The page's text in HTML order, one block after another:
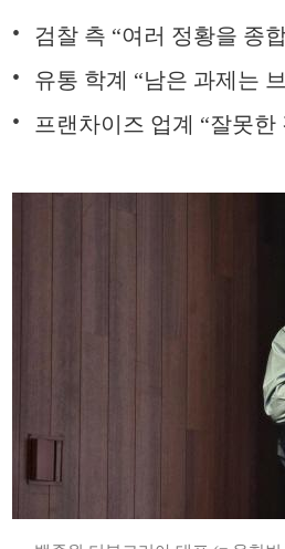
검찰 측 “여러 정황을 종
유통 학계 “남은 과제는
프랜차이즈 업계 “잘못